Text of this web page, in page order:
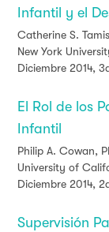
Infantil y el
Catherine S.
New York
Diciembre 2014,
El Rol de los
Infantil
Philip A. Cowan,
University of
Diciembre 2014,
Supervisión